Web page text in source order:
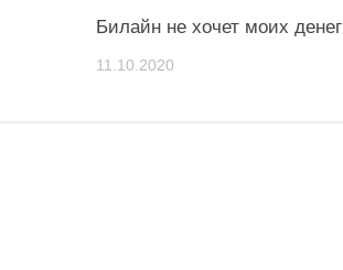
Билайн не хочет моих денег
11.10.2020